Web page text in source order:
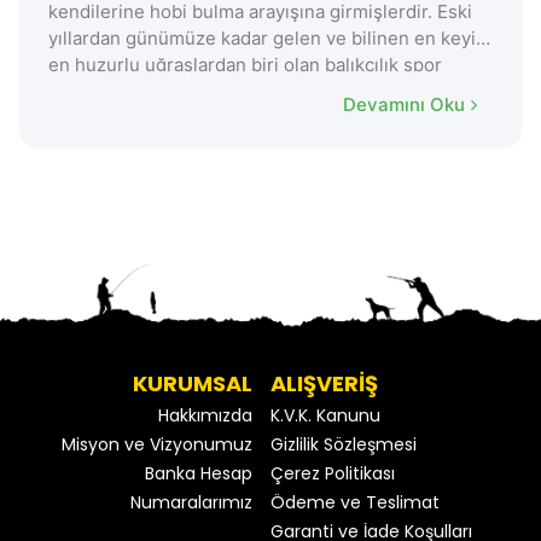
kendilerine hobi bulma arayışına girmişlerdir. Eski
yıllardan günümüze kadar gelen ve bilinen en keyifli
en huzurlu uğraşlardan biri olan balıkçılık spor
Devamını Oku
KURUMSAL
Hakkımızda
Misyon ve Vizyonumuz
Banka Hesap
Numaralarımız
ALIŞVERİŞ
K.V.K. Kanunu
Gizlilik Sözleşmesi
Çerez Politikası
Ödeme ve Teslimat
Garanti ve İade Koşulları